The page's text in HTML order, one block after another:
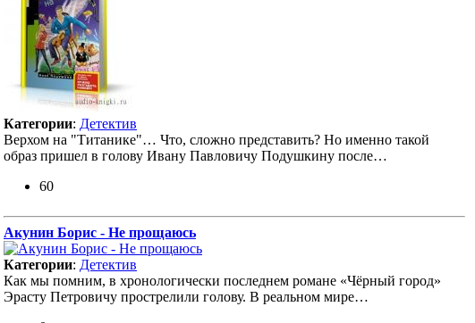
Категории: Детектив
Верхом на "Титанике"… Что, сложно представить? Но именно такой
образ пришел в голову Ивану Павловичу Подушкину после…
60
Акунин Борис - Не прощаюсь
Категории: Детектив
Как мы помним, в хронологически последнем романе «Чёрный город»
Эрасту Петровичу прострелили голову. В реальном мире…